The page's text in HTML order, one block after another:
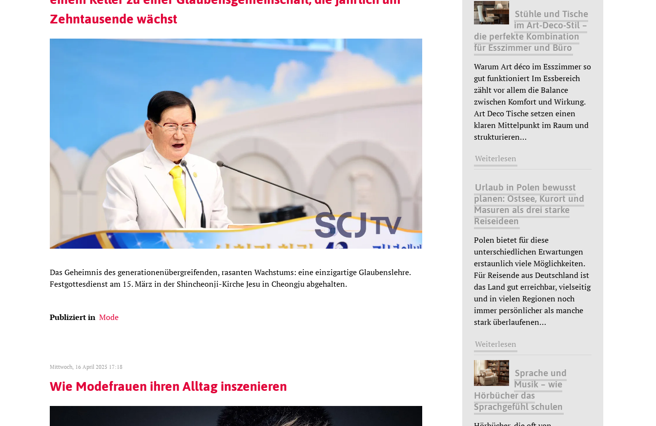
Zehntausende wächst
Das Geheimnis des generationenübergreifenden, rasanten Wachstums: eine einzigartige Glaubenslehre.
Festgottesdienst am 15. März in der Shincheonji-Kirche Jesu in Cheongju abgehalten.
Publiziert in Mode
Mittwoch, 16 April 2025 17:18
Wie Modefrauen ihren Alltag inszenieren
Stühle und Tische
im Art-Deco-Stil –
die perfekte Kombination
für Esszimmer und Büro
Warum Art déco im Esszimmer so
gut funktioniert Im Essbereich
zählt vor allem die Balance
zwischen Komfort und Wirkung.
Art Deco Tische setzen einen
klaren Mittelpunkt im Raum und
strukturieren…
Weiterlesen
Urlaub in Polen bewusst
planen: Ostsee, Kurort und
Masuren als drei starke
Reiseideen
Polen bietet für diese
unterschiedlichen Erwartungen
erstaunlich viele Möglichkeiten.
Für Reisende aus Deutschland ist
das Land gut erreichbar, vielseitig
und in vielen Regionen noch
immer persönlicher als manche
stark überlaufenen…
Weiterlesen
Sprache und
Musik – wie
Hörbücher das
Sprachgefühl schulen